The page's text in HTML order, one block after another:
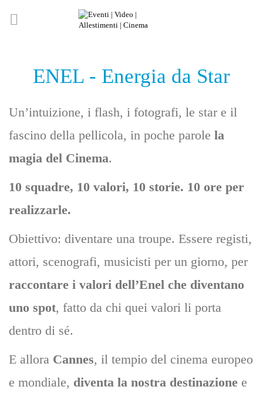
ENEL - Energia da Star
Un’intuizione, i flash, i fotografi, le star e il
fascino della pellicola, in poche parole la
magia del Cinema.
10 squadre, 10 valori, 10 storie. 10 ore per
realizzarle.
Obiettivo: diventare una troupe. Essere registi,
attori, scenografi, musicisti per un giorno, per
raccontare i valori dell’Enel che diventano
uno spot, fatto da chi quei valori li porta
dentro di sé.
E allora Cannes, il tempio del cinema europeo
e mondiale, diventa la nostra destinazione e